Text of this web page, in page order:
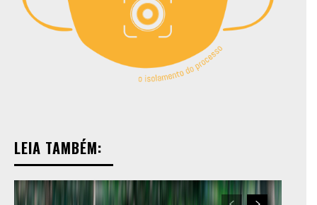
Copyright © 2025 TREVOUS®. Todos os direitos
Copyright © 2025 TREVOUS®. Todos os direitos
LEIA TAMBÉM: